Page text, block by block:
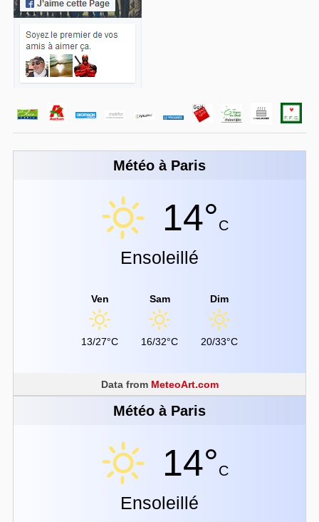
Météo à Paris
14°C
Ensoleillé
Ven
13/27°C
Sam
16/32°C
Dim
20/33°C
Data from MeteoArt.com
Météo à Paris
14°C
Ensoleillé